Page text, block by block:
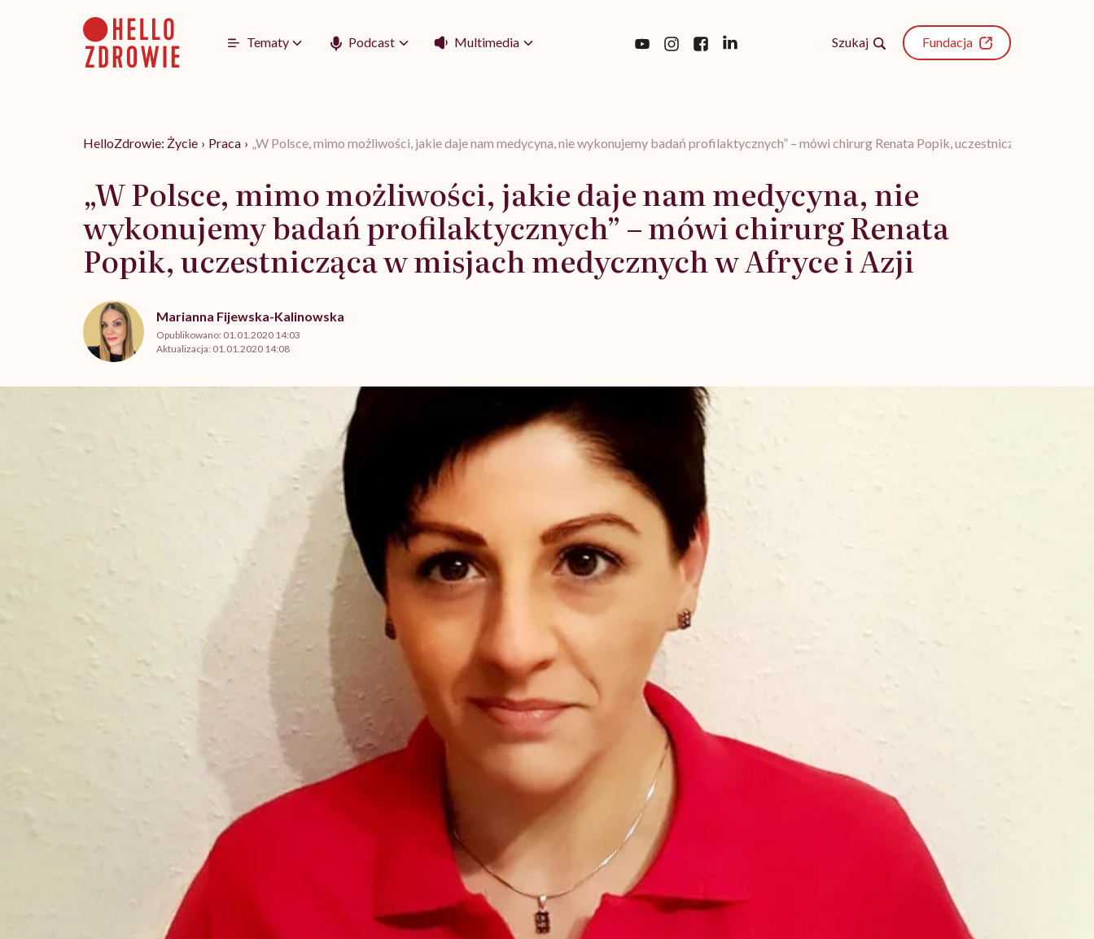
Tematy Podcast Multimedia Szukaj Fundacja
HelloZdrowie: Życie › Praca › „W Polsce, mimo możliwości, jakie daje nam medycyna, nie wykonujemy badań profilaktycznych” – mówi chirurg Renata Popik, uczestnicząca w
„W Polsce, mimo możliwości, jakie daje nam medycyna, nie
wykonujemy badań profilaktycznych” – mówi chirurg Renata
Popik, uczestnicząca w misjach medycznych w Afryce i Azji
Marianna Fijewska-Kalinowska
Opublikowano: 01.01.2020 14:03
Aktualizacja: 01.01.2020 14:08